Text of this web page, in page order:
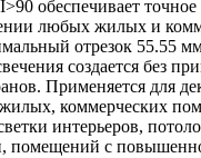
обеспечивает
любых жилых и
отрезок 55.55
создается без
Применяется для
коммерческих
интерьеров,
помещений с